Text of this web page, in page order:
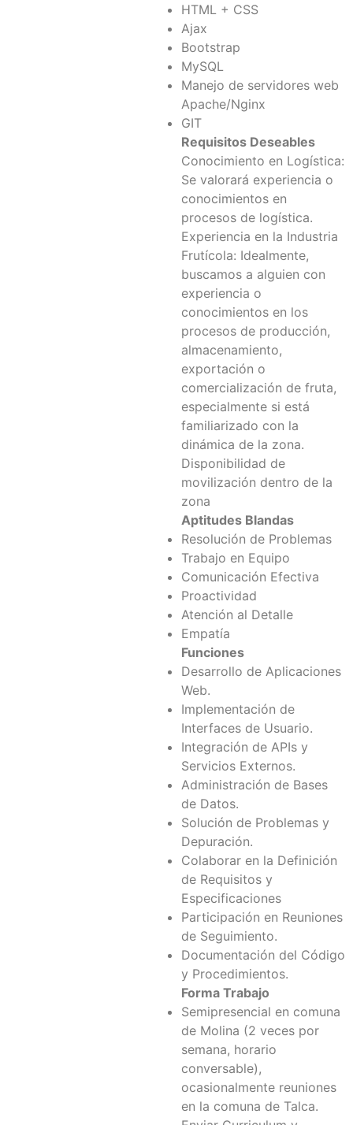
HTML + CSS
Ajax
Bootstrap
MySQL
Manejo de servidores web
Apache/Nginx
GIT
Requisitos Deseables
Conocimiento en Logística:
Se valorará experiencia o
conocimientos en
procesos de logística.
Experiencia en la Industria
Frutícola: Idealmente,
buscamos a alguien con
experiencia o
conocimientos en los
procesos de producción,
almacenamiento,
exportación o
comercialización de fruta,
especialmente si está
familiarizado con la
dinámica de la zona.
Disponibilidad de
movilización dentro de la
zona
Aptitudes Blandas
Resolución de Problemas
Trabajo en Equipo
Comunicación Efectiva
Proactividad
Atención al Detalle
Empatía
Funciones
Desarrollo de Aplicaciones
Web.
Implementación de
Interfaces de Usuario.
Integración de APIs y
Servicios Externos.
Administración de Bases
de Datos.
Solución de Problemas y
Depuración.
Colaborar en la Definición
de Requisitos y
Especificaciones
Participación en Reuniones
de Seguimiento.
Documentación del Código
y Procedimientos.
Forma Trabajo
Semipresencial en comuna
de Molina (2 veces por
semana, horario
conversable),
ocasionalmente reuniones
en la comuna de Talca.